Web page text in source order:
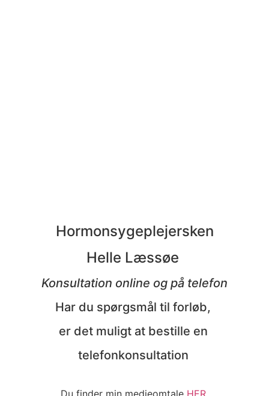
Hormonsygeplejersken
Helle Læssøe
Konsultation online og på telefon
Har du spørgsmål til forløb,
er det muligt at bestille en
telefonkonsultation